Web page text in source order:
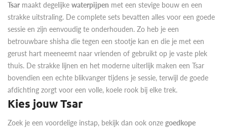
Tsar maakt degelijke waterpijpen met een stevige bouw en een
strakke uitstraling. De complete sets bevatten alles voor een goede
sessie en zijn eenvoudig te onderhouden. Zo heb je een
betrouwbare shisha die tegen een stootje kan en die je met een
gerust hart meeneemt naar vrienden of gebruikt op je vaste plek
thuis. De strakke lijnen en het moderne uiterlijk maken een Tsar
bovendien een echte blikvanger tijdens je sessie, terwijl de goede
afdichting zorgt voor een volle, koele rook bij elke trek.
Kies jouw Tsar
Zoek je een voordelige instap, bekijk dan ook onze goedkope